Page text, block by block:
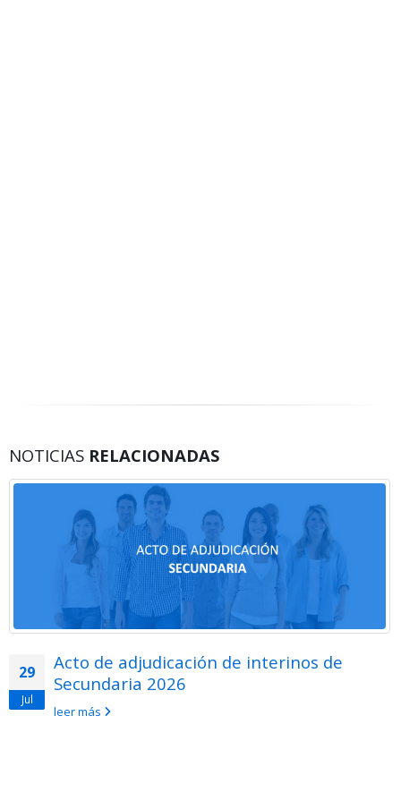
NOTICIAS RELACIONADAS
29
Jul
Acto de adjudicación de interinos de
Secundaria 2026
leer más